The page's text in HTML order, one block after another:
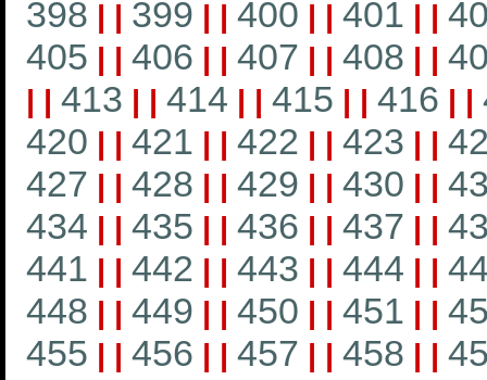
398 | | 399 | | 400 | | 401 | |
405 | | 406 | | 407 | | 408 | |
| | 413 | | 414 | | 415 | | 416 | |
420 | | 421 | | 422 | | 423 | |
427 | | 428 | | 429 | | 430 | |
434 | | 435 | | 436 | | 437 | |
441 | | 442 | | 443 | | 444 | |
448 | | 449 | | 450 | | 451 | |
455 | | 456 | | 457 | | 458 | |